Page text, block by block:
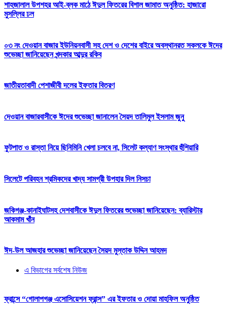
শাহজালাল উপশহর আই-ব্লক মাঠে ঈদুল ফিতরের বিশাল জামাত অনুষ্ঠিত: হাজারো
মুসল্লির ঢল
০৩ নং দেওয়ান বাজার ইউনিয়নবাসী সহ দেশ ও দেশের বাইরে অবস্থানরত সকলকে ঈদের
শুভেচ্ছা জানিয়েছেন খন্দকার আব্দুর রকিব
জাতীয়তাবাদী পেশাজীবী দলের ইফতার বিতরণ
দেওয়ান বাজারবাসীকে ঈদের শুভেচ্ছা জানালেন সৈয়দ তালিমুল ইসলাম জুনু
ফুটপাত ও রাস্তা নিয়ে ছিনিমিনি খেলা চলবে না, সিলেট কল্যাণ সংস্থার হুঁশিয়ারি
সিলেটে পরিবহন শ্রমিকদের খাদ্য সামগ্রী উপহার দিল নিসচা
জকিগঞ্জ-কানাইঘাটসহ দেশবাসীকে ঈদুল ফিতরের শুভেচ্ছা জানিয়েছেন: ব্যারিস্টার
আকমাম খাঁন
ঈদ-উল আজহার শুভেচ্ছা জানিয়েছেন সৈয়দ মুস্তাক উদ্দিন আহমদ
এ বিভাগের সর্বশেষ নিউজ
ফ্রান্সে “গোলাপগঞ্জ এসোসিয়েশন ফ্রান্স” এর ইফতার ও দোয়া মাহফিল অনুষ্ঠিত